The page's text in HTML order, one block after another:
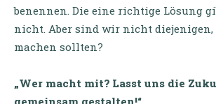
benennen. Die eine richtige Lösung
nicht. Aber sind wir nicht diejenigen,
machen sollten?
„Wer macht mit? Lasst uns die
gemeinsam gestalten!“